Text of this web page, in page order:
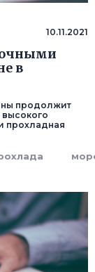
10.11.2021
в
продолжит
высокого
прохладная